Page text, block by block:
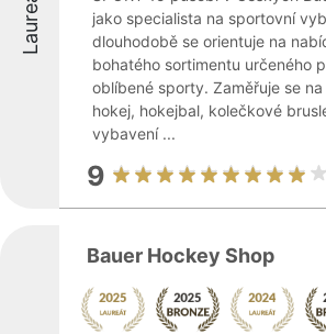
Laureáti
jako specialista na sportovní
dlouhodobě se orientuje na
bohatého sortimentu určeného
oblíbené sporty. Zaměřuje se
hokej, hokejbal, kolečkové
vybavení ...
9
Bauer Hockey Shop